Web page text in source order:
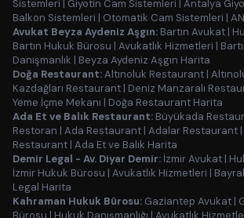
Sistemleri | Giyotin Cam Sistemleri | Antalya
Balkon Sistemleri | Otomatik Cam Sistemleri |
Avukat Beyza Aydeniz Aşgın: Bartın Avukat |
Bartın Hukuk Bürosu | Avukatlık Hizmetleri |
Danışmanlık | Beyza Aydeniz Aşgın Harita
Doğa Restaurant:Altınoluk Restaurant |
Kazdağları Restaurant | Deniz Manzaralı
Yeme İçme Mekanı | Doğa Restaurant Harita
Ada Et ve Balık Restaurant: Büyükada
Restoran | Ada Restaurant | Adalar Restaurant |
Restaurant | Ada Et ve Balık Harita
Demir Legal - Av. Diyar Demir: İzmir Avukat |
İzmir Hukuk Bürosu | Avukatlık Hizmetleri |
Legal Harita
Kahraman Hukuk Bürosu: Gaziantep Avukat |
Bürosu | Hukuk Danışmanlığı | Avukatlık